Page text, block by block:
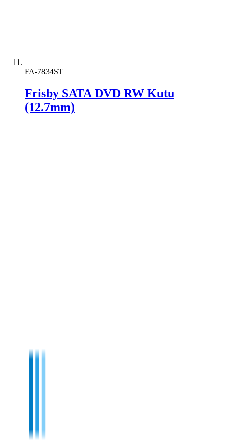
FA-7834ST
Frisby SATA DVD RW Kutu
(12.7mm)